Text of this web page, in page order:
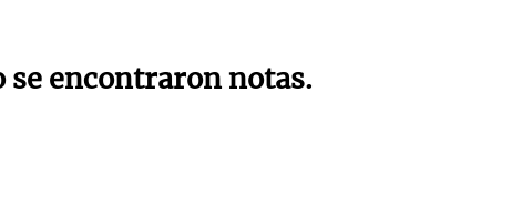
se encontraron notas.